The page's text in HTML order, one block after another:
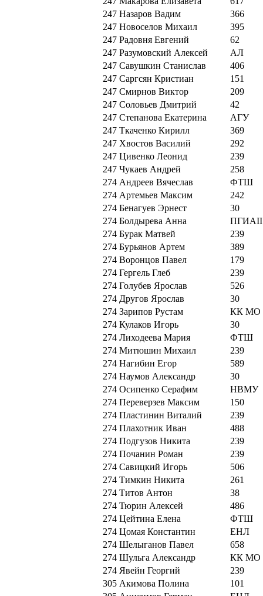
247 Назаров Вадим
366
247 Новоселов Михаил
395
247 Радовня Евгений
62
247 Разумовский Алексей
АЛ
247 Савушкин Станислав
406
247 Саргсян Кристиан
151
247 Смирнов Виктор
209
247 Соловьев Дмитрий
42
247 Степанова Екатерина
АГУ
247 Ткаченко Кирилл
369
247 Хвостов Василий
292
247 Цивенко Леонид
239
247 Чукаев Андрей
258
274 Андреев Вячеслав
ФТШ
274 Артемьев Максим
242
274 Бенагуев Эрнест
30
274 Болдырева Анна
ПГИАII
274 Бурак Матвей
239
274 Бурьянов Артем
389
274 Воронцов Павел
179
274 Гергель Глеб
239
274 Голубев Ярослав
526
274 Другов Ярослав
30
274 Зарипов Рустам
КК МО
274 Кулаков Игорь
30
274 Лиходеева Мария
ФТШ
274 Митюшин Михаил
239
274 Нагибин Егор
589
274 Наумов Александр
30
274 Осипенко Серафим
НВМУ
274 Переверзев Максим
150
274 Пластинин Виталий
239
274 Плахотник Иван
488
274 Подгузов Никита
239
274 Почанин Роман
239
274 Савицкий Игорь
506
274 Тимкин Никита
261
274 Титов Антон
38
274 Тюрин Алексей
486
274 Цейтина Елена
ФТШ
274 Цомая Константин
ЕНЛ
274 Шелыганов Павел
658
274 Шульга Александр
КК МО
274 Явейн Георгий
239
305 Акимова Полина
101